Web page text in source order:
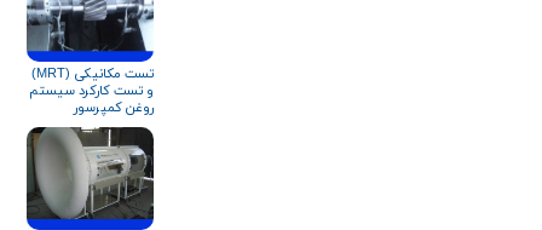
تست مکانیکی (MRT)
و تست کارکرد سیستم
روغن کمپرسور
سانتریفیوژ مطابق
استاندارد API